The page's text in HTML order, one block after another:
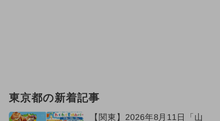
東京都の新着記事
【関東】2026年8月11日「山